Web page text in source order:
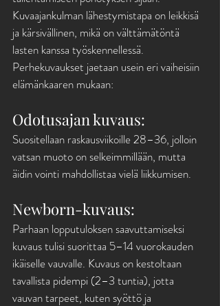
Kuvaajankulman lähestymistapa on leikkisä
ja kärsivällinen, mikä on välttämätöntä
lasten kanssa työskennellessä.
Perhekuvaukset jaetaan usein eri vaiheisiin
elämänkaaren mukaan:
Odotusajan kuvaus:
Suositellaan raskausviikoille 28–36, jolloin
vatsan muoto on selkeimmillään, mutta
äidin vointi mahdollistaa vielä liikkumisen.
Newborn-kuvaus:
Parhaan lopputuloksen saavuttamiseksi
kuvaus tulisi suorittaa 5–14 vuorokauden
ikäiselle vauvalle. Kuvaus on kestoltaan
tavallista pidempi (2–3 tuntia), jotta
vauvan tarpeet, kuten syöttö ja